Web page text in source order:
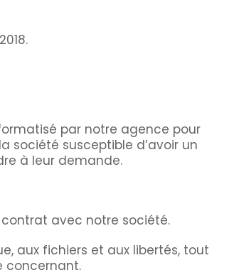
par notre agence pour
société susceptible d’avoir un
à leur demande.
avec notre société.
aux fichiers et aux libertés, tout
concernant.